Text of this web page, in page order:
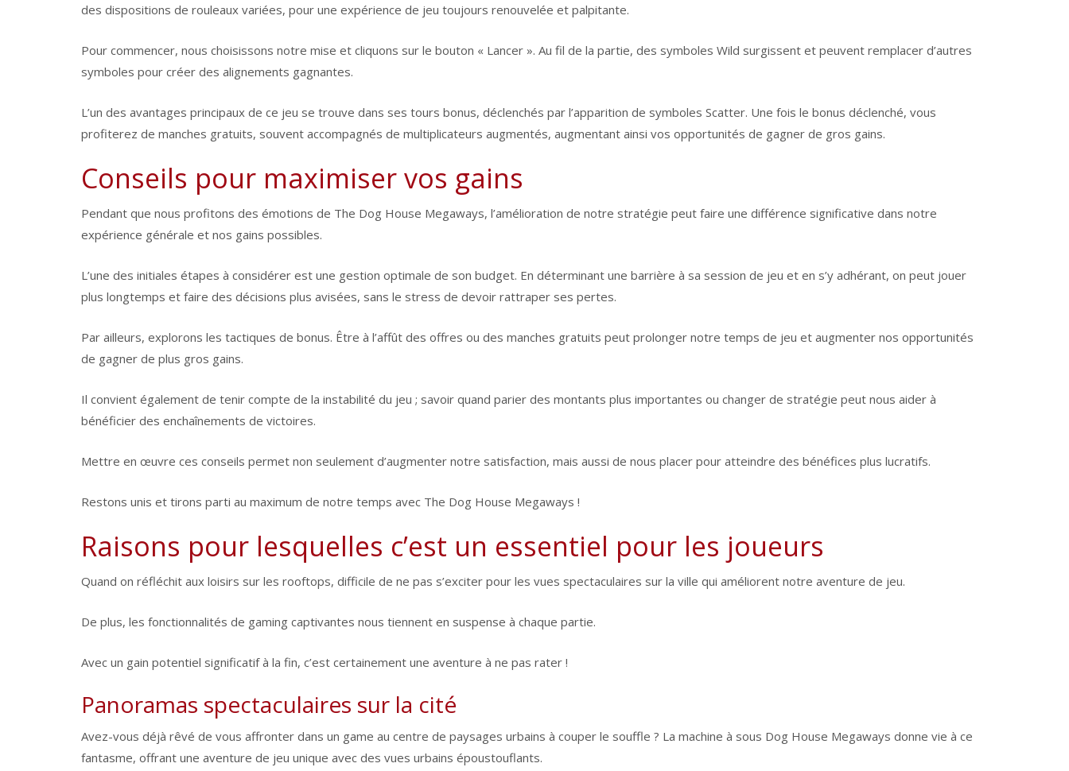
des dispositions de rouleaux variées, pour une expérience de jeu toujours renouvelée et palpitante.
Pour commencer, nous choisissons notre mise et cliquons sur le bouton « Lancer ». Au fil de la partie, des symboles Wild surgissent et peuvent remplacer d’autres
symboles pour créer des alignements gagnantes.
L’un des avantages principaux de ce jeu se trouve dans ses tours bonus, déclenchés par l’apparition de symboles Scatter. Une fois le bonus déclenché, vous
profiterez de manches gratuits, souvent accompagnés de multiplicateurs augmentés, augmentant ainsi vos opportunités de gagner de gros gains.
Conseils pour maximiser vos gains
Pendant que nous profitons des émotions de The Dog House Megaways, l’amélioration de notre stratégie peut faire une différence significative dans notre
expérience générale et nos gains possibles.
L’une des initiales étapes à considérer est une gestion optimale de son budget. En déterminant une barrière à sa session de jeu et en s’y adhérant, on peut jouer
plus longtemps et faire des décisions plus avisées, sans le stress de devoir rattraper ses pertes.
Par ailleurs, explorons les tactiques de bonus. Être à l’affût des offres ou des manches gratuits peut prolonger notre temps de jeu et augmenter nos opportunités
de gagner de plus gros gains.
Il convient également de tenir compte de la instabilité du jeu ; savoir quand parier des montants plus importantes ou changer de stratégie peut nous aider à
bénéficier des enchaînements de victoires.
Mettre en œuvre ces conseils permet non seulement d’augmenter notre satisfaction, mais aussi de nous placer pour atteindre des bénéfices plus lucratifs.
Restons unis et tirons parti au maximum de notre temps avec The Dog House Megaways !
Raisons pour lesquelles c’est un essentiel pour les joueurs
Quand on réfléchit aux loisirs sur les rooftops, difficile de ne pas s’exciter pour les vues spectaculaires sur la ville qui améliorent notre aventure de jeu.
De plus, les fonctionnalités de gaming captivantes nous tiennent en suspense à chaque partie.
Avec un gain potentiel significatif à la fin, c’est certainement une aventure à ne pas rater !
Panoramas spectaculaires sur la cité
Avez-vous déjà rêvé de vous affronter dans un game au centre de paysages urbains à couper le souffle ? La machine à sous Dog House Megaways donne vie à ce
fantasme, offrant une aventure de jeu unique avec des vues urbains époustouflants.